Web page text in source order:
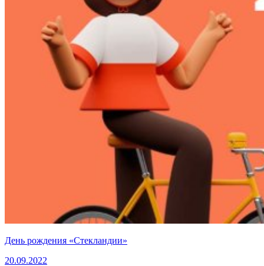
День рождения «Стекландии»
20.09.2022